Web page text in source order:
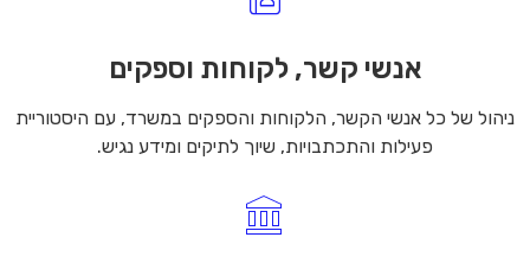
אנשי קשר, לקוחות וספקים
ניהול של כל אנשי הקשר, הלקוחות והספקים במשרד, עם היסטוריית
פעילות והתכתבויות, שיוך לתיקים ומידע נגיש.